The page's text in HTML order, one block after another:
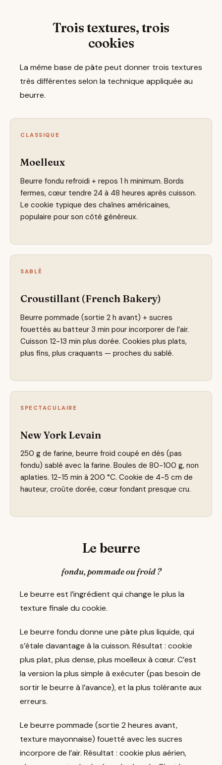
Trois textures, trois
cookies
La même base de pâte peut donner trois textures
très différentes selon la technique appliquée au
beurre.
CLASSIQUE
Moelleux
Beurre fondu refroidi + repos 1 h minimum. Bords
fermes, cœur tendre 24 à 48 heures après cuisson.
Le cookie typique des chaînes américaines,
populaire pour son côté généreux.
SABLÉ
Croustillant (French Bakery)
Beurre pommade (sortie 2 h avant) + sucres
fouettés au batteur 3 min pour incorporer de l’air.
Cuisson 12-13 min plus dorée. Cookies plus plats,
plus fins, plus craquants — proches du sablé.
SPECTACULAIRE
New York Levain
250 g de farine, beurre froid coupé en dés (pas
fondu) sablé avec la farine. Boules de 80-100 g, non
aplaties. 12-15 min à 200 °C. Cookie de 4-5 cm de
hauteur, croûte dorée, cœur fondant presque cru.
Le beurre
fondu, pommade ou froid ?
Le beurre est l’ingrédient qui change le plus la
texture finale du cookie.
Le beurre fondu donne une pâte plus liquide, qui
s’étale davantage à la cuisson. Résultat : cookie
plus plat, plus dense, plus moelleux à cœur. C’est
la version la plus simple à exécuter (pas besoin de
sortir le beurre à l’avance), et la plus tolérante aux
erreurs.
Le beurre pommade (sortie 2 heures avant,
texture mayonnaise) fouetté avec les sucres
incorpore de l’air. Résultat : cookie plus aérien,